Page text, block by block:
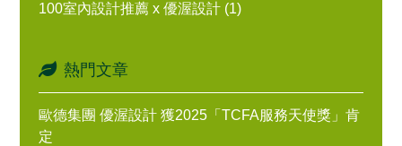
100室內設計推薦 x 優渥設計 (1)
熱門文章
歐德集團 優渥設計 獲2025「TCFA服務天使獎」肯
定